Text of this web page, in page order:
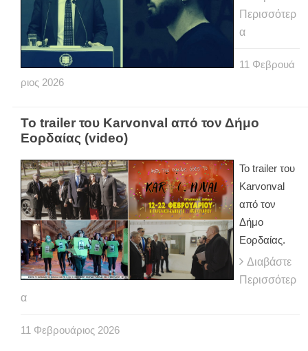
Περισσότερ
α
11 Φεβρουά
ριος 2026
Το trailer του Karvonval από τον Δήμο
Εορδαίας (video)
Το trailer του
Karvonval
από τον
Δήμο
Εορδαίας.
Διαβάστε
Περισσότερ
α
11 Φεβρουάριος 2026